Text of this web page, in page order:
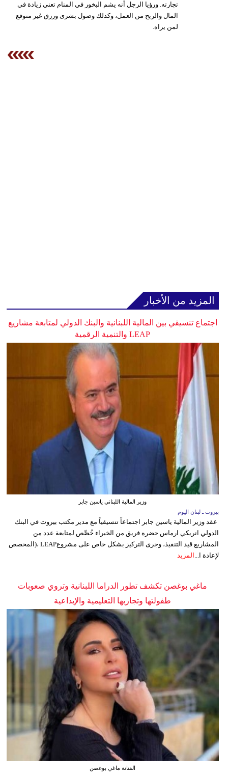
تجارته. ورؤيا الرجل أنه يشم البخور في المنام تعني زيادة في
المال والربح من العمل، وكذلك وصول بشرى ورزق غير متوقع
لمن يراه.
المزيد من الأخبار
اجتماع تنسيقي بين المالية اللبنانية والبنك الدولي لمتابعة مشاريع
LEAP والتنمية الرقمية
وزير المالية اللبناني ياسين جابر
بيروت ـ لبنان اليوم
عقد وزير المالية ياسين جابر اجتماعاً تنسيقياً مع مدير مكتب بيروت في البنك
الدولي انريكي ارماس حضره فريق من الخبراء خُصِّص لمتابعة عدد من
المشاريع قيد التنفيذ، وجرى التركيز بشكل خاص على مشروعLEAP ،(المخصص
لإعادة ا... المزيد
ماغي بوغصن تكشف تطور الدراما اللبنانية وتروي صعوبات
طفولتها وتجاربها التعليمية والإبداعية
الفنانة ماغي بوغصن